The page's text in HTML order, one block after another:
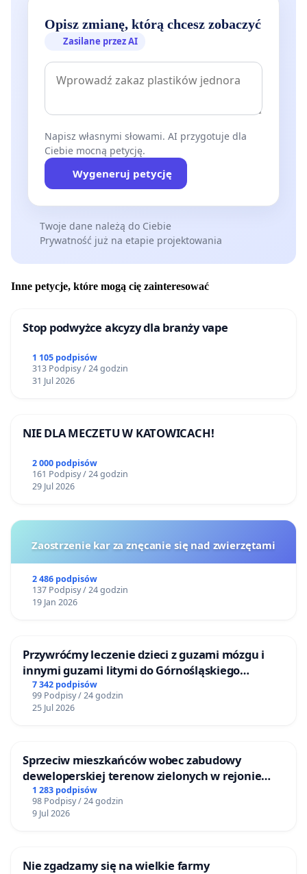
Opisz zmianę, którą chcesz zobaczyć
Zasilane przez AI
Napisz własnymi słowami. AI przygotuje dla
Ciebie mocną petycję.
Wygeneruj petycję
Twoje dane należą do Ciebie
Prywatność już na etapie projektowania
Inne petycje, które mogą cię zainteresować
Stop podwyżce akcyzy dla branży vape
1 105 podpisów
313 Podpisy / 24 godzin
31 Jul 2026
NIE DLA MECZETU W KATOWICACH!
2 000 podpisów
161 Podpisy / 24 godzin
29 Jul 2026
Zaostrzenie kar za znęcanie się nad zwierzętami
2 486 podpisów
137 Podpisy / 24 godzin
19 Jan 2026
Przywróćmy leczenie dzieci z guzami mózgu i
innymi guzami litymi do Górnośląskiego
Centrum Zdrowia Dziecka w Katowicach
7 342 podpisów
99 Podpisy / 24 godzin
25 Jul 2026
Sprzeciw mieszkańców wobec zabudowy
deweloperskiej terenow zielonych w rejonie
Bulwarów Straceńskich w Bielsku-Białej
1 283 podpisów
98 Podpisy / 24 godzin
9 Jul 2026
Nie zgadzamy się na wielkie farmy